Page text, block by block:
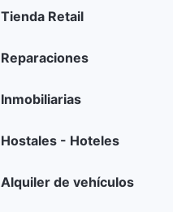
Tienda Retail
Reparaciones
Inmobiliarias
Hostales - Hoteles
Alquiler de vehículos